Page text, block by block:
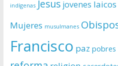
indígenas Jesus jovenes laicos
Mujeres musulmanes
Francisco paz pobres